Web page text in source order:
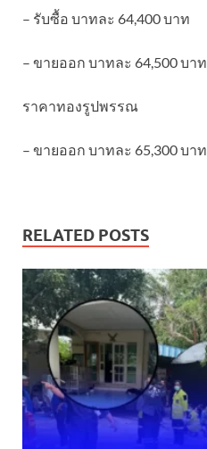
– รับซื้อ บาทละ 64,400 บาท
– ขายออก บาทละ 64,500 บาท
ราคาทองรูปพรรณ
– ขายออก บาทละ 65,300 บาท
RELATED POSTS